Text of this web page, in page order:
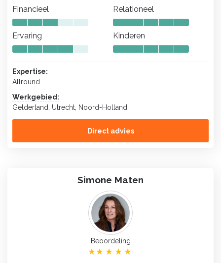
Financieel Relationeel
Ervaring Kinderen
Expertise:
Allround
Werkgebied:
Gelderland, Utrecht, Noord-Holland
Direct advies
Simone Maten
Beoordeling